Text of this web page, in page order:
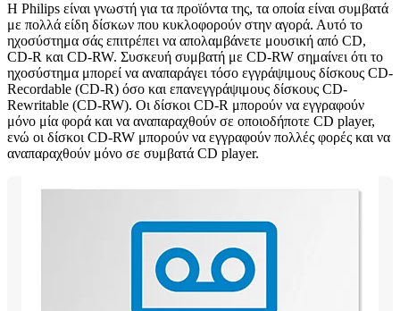
Η Philips είναι γνωστή για τα προϊόντα της, τα οποία είναι συμβατά
με πολλά είδη δίσκων που κυκλοφορούν στην αγορά. Αυτό το
ηχοσύστημα σάς επιτρέπει να απολαμβάνετε μουσική από CD,
CD-R και CD-RW. Συσκευή συμβατή με CD-RW σημαίνει ότι το
ηχοσύστημα μπορεί να αναπαράγει τόσο εγγράψιμους δίσκους CD-
Recordable (CD-R) όσο και επανεγγράψιμους δίσκους CD-
Rewritable (CD-RW). Οι δίσκοι CD-R μπορούν να εγγραφούν
μόνο μία φορά και να αναπαραχθούν σε οποιοδήποτε CD player,
ενώ οι δίσκοι CD-RW μπορούν να εγγραφούν πολλές φορές και να
αναπαραχθούν μόνο σε συμβατά CD player.